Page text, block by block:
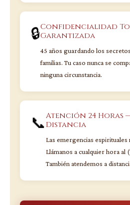
🔒Confidencialidad
Garantizada
45 años guardando los
familias. Tu caso nunca se
ninguna circunstancia.
📞Atención 24 Horas
Distancia
Las emergencias
Llámanos a cualquier hora al
También atendemos a